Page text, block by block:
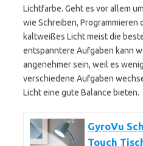
Lichtfarbe. Geht es vor allem
wie Schreiben, Programmieren
kaltweißes Licht meist die
entspanntere Aufgaben kann
angenehmer sein, weil es
verschiedene Aufgaben
Licht eine gute Balance bieten.
GyroVu
Touch